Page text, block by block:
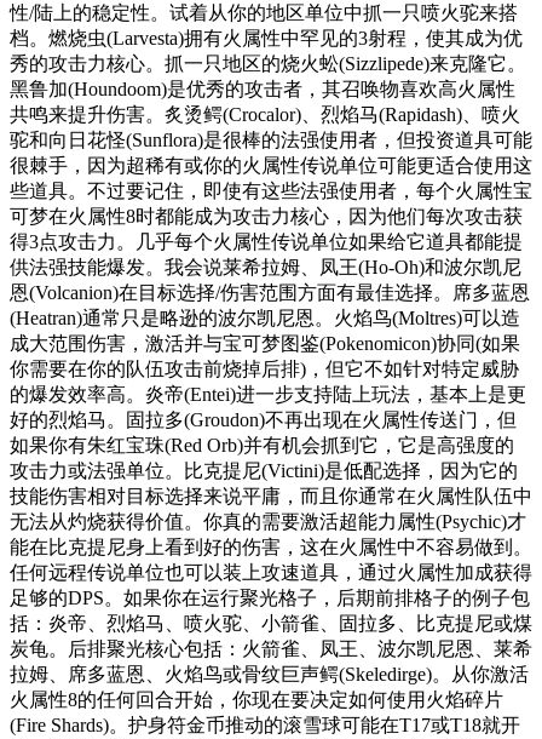
性/陆上的稳定性。试着从你的地区单位中抓一只喷火驼来搭
档。燃烧虫(Larvesta)拥有火属性中罕见的3射程，使其成为优
秀的攻击力核心。抓一只地区的烧火蚣(Sizzlipede)来克隆它。
黑鲁加(Houndoom)是优秀的攻击者，其召唤物喜欢高火属性
共鸣来提升伤害。炙烫鳄(Crocalor)、烈焰马(Rapidash)、喷火
驼和向日花怪(Sunflora)是很棒的法强使用者，但投资道具可能
很棘手，因为超稀有或你的火属性传说单位可能更适合使用这
些道具。不过要记住，即使有这些法强使用者，每个火属性宝
可梦在火属性8时都能成为攻击力核心，因为他们每次攻击获
得3点攻击力。几乎每个火属性传说单位如果给它道具都能提
供法强技能爆发。我会说莱希拉姆、凤王(Ho-Oh)和波尔凯尼
恩(Volcanion)在目标选择/伤害范围方面有最佳选择。席多蓝恩
(Heatran)通常只是略逊的波尔凯尼恩。火焰鸟(Moltres)可以造
成大范围伤害，激活并与宝可梦图鉴(Pokenomicon)协同(如果
你需要在你的队伍攻击前烧掉后排)，但它不如针对特定威胁
的爆发效率高。炎帝(Entei)进一步支持陆上玩法，基本上是更
好的烈焰马。固拉多(Groudon)不再出现在火属性传送门，但
如果你有朱红宝珠(Red Orb)并有机会抓到它，它是高强度的
攻击力或法强单位。比克提尼(Victini)是低配选择，因为它的
技能伤害相对目标选择来说平庸，而且你通常在火属性队伍中
无法从灼烧获得价值。你真的需要激活超能力属性(Psychic)才
能在比克提尼身上看到好的伤害，这在火属性中不容易做到。
任何远程传说单位也可以装上攻速道具，通过火属性加成获得
足够的DPS。如果你在运行聚光格子，后期前排格子的例子包
括：炎帝、烈焰马、喷火驼、小箭雀、固拉多、比克提尼或煤
炭龟。后排聚光核心包括：火箭雀、凤王、波尔凯尼恩、莱希
拉姆、席多蓝恩、火焰鸟或骨纹巨声鳄(Skeledirge)。从你激活
火属性8的任何回合开始，你现在要决定如何使用火焰碎片
(Fire Shards)。护身符金币推动的滚雪球可能在T17或T18就开